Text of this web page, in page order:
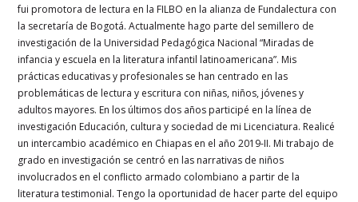
fui promotora de lectura en la FILBO en la alianza de Fundalectura con
la secretaría de Bogotá. Actualmente hago parte del semillero de
investigación de la Universidad Pedagógica Nacional “Miradas de
infancia y escuela en la literatura infantil latinoamericana”. Mis
prácticas educativas y profesionales se han centrado en las
problemáticas de lectura y escritura con niñas, niños, jóvenes y
adultos mayores. En los últimos dos años participé en la línea de
investigación Educación, cultura y sociedad de mi Licenciatura. Realicé
un intercambio académico en Chiapas en el año 2019-II. Mi trabajo de
grado en investigación se centró en las narrativas de niños
involucrados en el conflicto armado colombiano a partir de la
literatura testimonial. Tengo la oportunidad de hacer parte del equipo